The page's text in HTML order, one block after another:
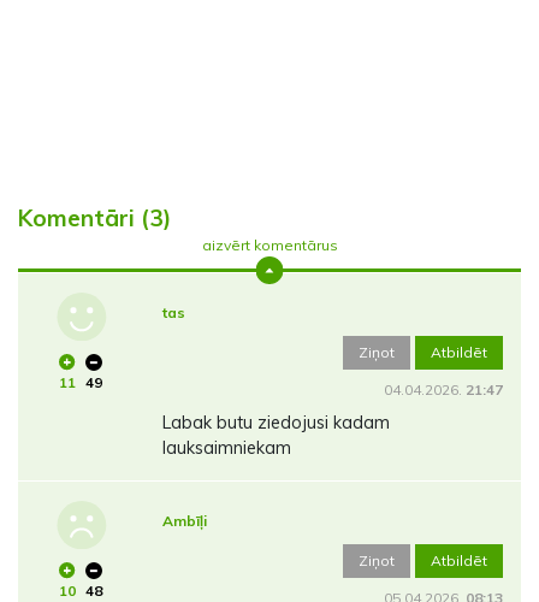
Komentāri (3)
aizvērt komentārus
11 49
tas
Ziņot Atbildēt
04.04.2026. 21:47
Labak butu ziedojusi kadam
lauksaimniekam
10 48
Ambīļi
Ziņot Atbildēt
05.04.2026. 08:13